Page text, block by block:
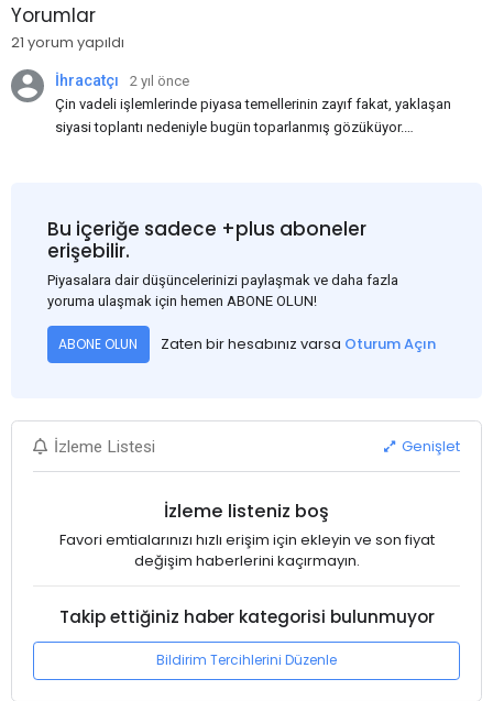
Yorumlar
21 yorum yapıldı
İhracatçı
2 yıl önce
Çin vadeli işlemlerinde piyasa temellerinin zayıf fakat, yaklaşan
siyasi toplantı nedeniyle bugün toparlanmış gözüküyor.
Bu nedenle USD, en yüksek USD-RMB döviz kuru olan
1:7.31'den 1:7.26'ya gerileyerek çelik fiyatını 3-5$ civarında
etkiledi. Bakalım ilerleyen günlerde neler göreceğiz, Çin'de
fiyatlar nasıl ilerleyecek?
Bu içeriğe sadece +plus aboneler
erişebilir.
Piyasalara dair düşüncelerinizi paylaşmak ve daha fazla
yoruma ulaşmak için hemen ABONE OLUN!
ABONE OLUN Zaten bir hesabınız varsa Oturum Açın
İzleme Listesi Genişlet
İzleme listeniz boş
Favori emtialarınızı hızlı erişim için ekleyin ve son fiyat
değişim haberlerini kaçırmayın.
Takip ettiğiniz haber kategorisi bulunmuyor
Bildirim Tercihlerini Düzenle